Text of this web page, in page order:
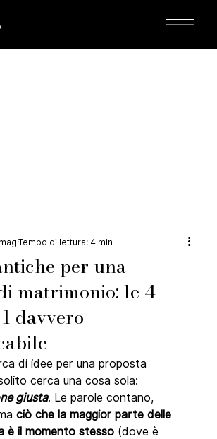
per una
matrimonio: le 4
davvero
Tempo di lettura: 4 min
di idee per una proposta
cerca una cosa sola:
giusta. Le parole contano,
ciò che la maggior parte delle
è il momento stesso (dove è